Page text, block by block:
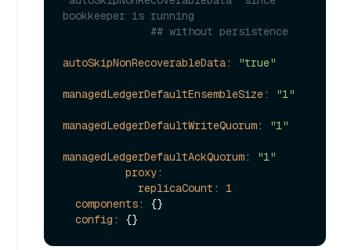
bookkeeper is running
## without persistence
autoSkipNonRecoverableData: "true"
managedLedgerDefaultEnsembleSize: "1"
managedLedgerDefaultWriteQuorum: "1"
managedLedgerDefaultAckQuorum:
"1"
proxy:
replicaCount:
1
components:
{}
config: